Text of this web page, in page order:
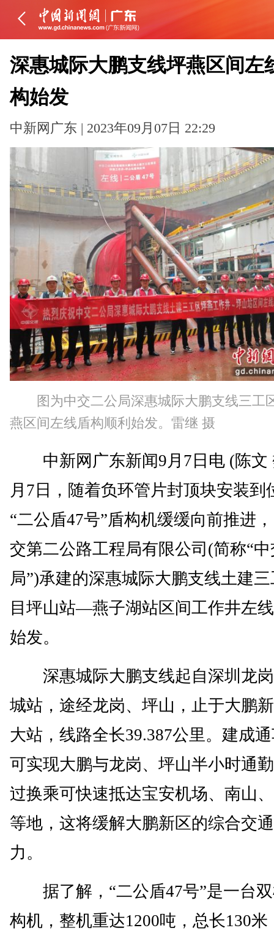
深惠城际大鹏支线坪燕区间左
构始发
中新网广东 | 2023年09月07日 22:29
图为中交二公局深惠城际大鹏支线三工
燕区间左线盾构顺利始发。雷继 摄
中新网广东新闻9月7日电 (陈文
月7日，随着负环管片封顶块安装到
“二公盾47号”盾构机缓缓向前推进
交第二公路工程局有限公司(简称“
局”)承建的深惠城际大鹏支线土建
目坪山站—燕子湖站区间工作井左
始发。
深惠城际大鹏支线起自深圳龙
城站，途经龙岗、坪山，止于大鹏
大站，线路全长39.387公里。建成
可实现大鹏与龙岗、坪山半小时通
过换乘可快速抵达宝安机场、南山
等地，这将缓解大鹏新区的综合交
力。
据了解，“二公盾47号”是一台
构机，整机重达1200吨，总长130米